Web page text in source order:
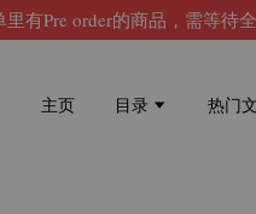
有Pre order的商品，需等待
主页 目录 热门